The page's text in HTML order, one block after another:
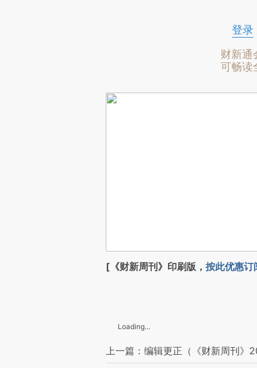
登录
财新通
可畅读
[《财新周刊》印刷版， 按此优惠订
Loading...
上一篇：编辑更正（《财新周刊》